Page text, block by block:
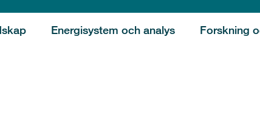
Energisystem och analys Forskning